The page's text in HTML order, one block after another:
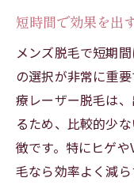
短時間で効果を出
メンズ脱毛で短期
の選択が非常に重
療レーザー脱毛は
るため、比較的少
徴です。特にヒゲ
毛なら効率よく減ら